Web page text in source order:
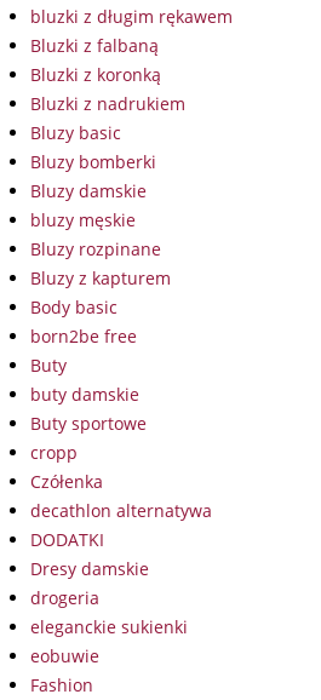
bluzki z długim rękawem
Bluzki z falbaną
Bluzki z koronką
Bluzki z nadrukiem
Bluzy basic
Bluzy bomberki
Bluzy damskie
bluzy męskie
Bluzy rozpinane
Bluzy z kapturem
Body basic
born2be free
Buty
buty damskie
Buty sportowe
cropp
Czółenka
decathlon alternatywa
DODATKI
Dresy damskie
drogeria
eleganckie sukienki
eobuwie
Fashion